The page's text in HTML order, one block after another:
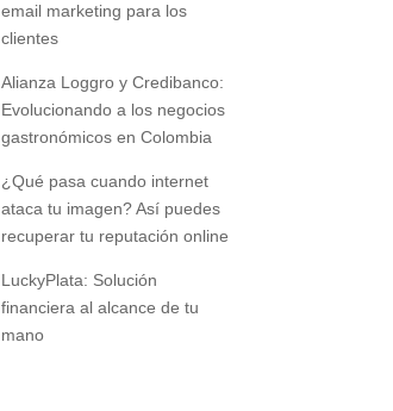
email marketing para los
clientes
Alianza Loggro y Credibanco:
Evolucionando a los negocios
gastronómicos en Colombia
¿Qué pasa cuando internet
ataca tu imagen? Así puedes
recuperar tu reputación online
LuckyPlata: Solución
financiera al alcance de tu
mano